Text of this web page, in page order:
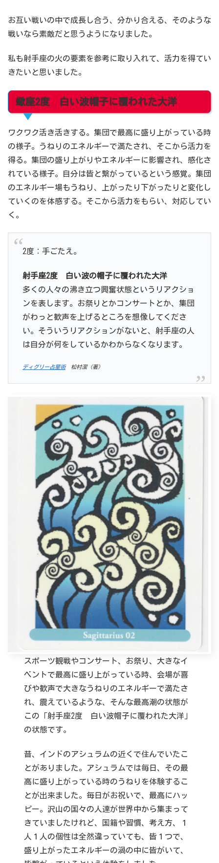
お互い戦いの中で成長し合う、分かり合える、そのような
戦いなら素敵だと思うようになりました。
私も射手座の火の要素を参考に取り入れて、活力を得てい
きたいと思いました。
蠍座2度 白い波帽子に覆われた大洋
ワクワク活き活きする。集団で最高に盛り上がっている時
の様子。うねりのエネルギーで満たされ、そこから活力を
得る。集団の盛り上がりやエネルギーに影響され、感化さ
れている様子。自分は皆と繋がっているという感覚。集団
のエネルギー場もうねり、上がったり下がったりと変化し
ていくのを体感する。そこから活力をもらい、対応してい
く。
2度：手ごたえ。
射手座2度白い波の帽子に覆われた大洋
多くの人々の沸き立つ興奮状態というリアクショ
ンを表します。お祭りとかコンサートとか、集団
がわっと歓声を上げるところを想像してくださ
い。そういうリアクションがないと、射手座の人
は自分が何をしているかわからなくなります。
ディグリー占星術松村潔（著）
スポーツ観戦やコンサート、お祭り、大きなイ
ベントで最高に盛り上がっている時、会場が喜
びや歓声で大きなうねりのエネルギーで満たさ
れ、震えているような、そんな最高潮の状態が
この「射手座2度 白い波帽子に覆われた大洋」
の状態です。
昔、インドのアシュラムの近くで住んでいたこ
とがありました。アシュラムでは毎日、その最
高に盛り上がっている時のうねりを体験するこ
とが出来ました。毎日がお祝いで、最高にハッ
ピー。沢山の国々の人達が世界中から集まって
きていましたけれど、国籍や習慣、考え方、１
人１人の個性は全然違っていても、皆１つで、
盛り上がったエネルギーの渦の中に皆がいて、